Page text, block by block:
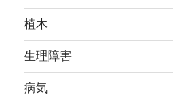
植木
生理障害
病気